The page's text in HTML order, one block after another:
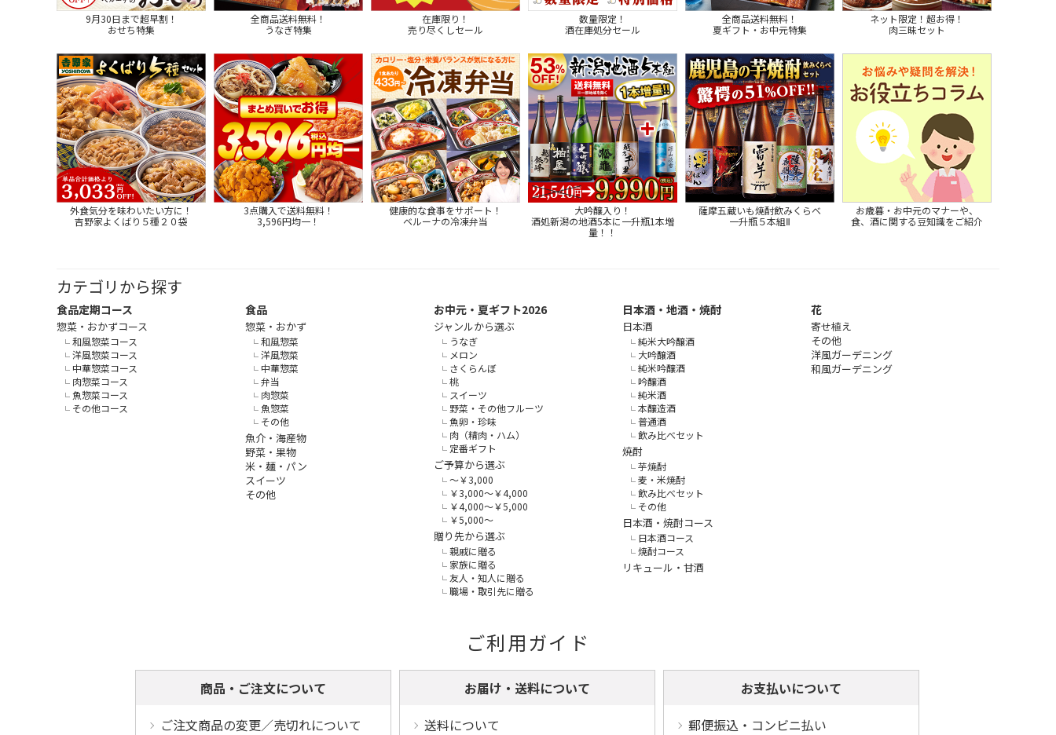
9月30日まで超早割！
おせち特集
全商品送料無料！
うなぎ特集
在庫限り！
売り尽くしセール
数量限定！
酒在庫処分セール
全商品送料無料！
夏ギフト・お中元特集
ネット限定！超お得！
肉三昧セット
外食気分を味わいたい方に！
吉野家よくばり５種２０袋
3点購入で送料無料！
3,596円均一！
健康的な食事をサポート！
ベルーナの冷凍弁当
大吟醸入り！
酒処新潟の地酒5本に一升瓶1本増
量！！
薩摩五蔵いも焼酎飲みくらべ
一升瓶５本組Ⅱ
お歳暮・お中元のマナーや、
食、酒に関する豆知識をご紹介
カテゴリから探す
食品定期コース
惣菜・おかずコース
和風惣菜コース
洋風惣菜コース
中華惣菜コース
肉惣菜コース
魚惣菜コース
その他コース
食品
惣菜・おかず
和風惣菜
洋風惣菜
中華惣菜
弁当
肉惣菜
魚惣菜
その他
魚介・海産物
野菜・果物
米・麺・パン
スイーツ
その他
お中元・夏ギフト2026
ジャンルから選ぶ
うなぎ
メロン
さくらんぼ
桃
スイーツ
野菜・その他フルーツ
魚卵・珍味
肉（精肉・ハム）
定番ギフト
ご予算から選ぶ
～￥3,000
￥3,000～￥4,000
￥4,000～￥5,000
￥5,000～
贈り先から選ぶ
親戚に贈る
家族に贈る
友人・知人に贈る
職場・取引先に贈る
日本酒・地酒・焼酎
日本酒
純米大吟醸酒
大吟醸酒
純米吟醸酒
吟醸酒
純米酒
本醸造酒
普通酒
飲み比べセット
焼酎
芋焼酎
麦・米焼酎
飲み比べセット
その他
日本酒・焼酎コース
日本酒コース
焼酎コース
リキュール・甘酒
花
寄せ植え
その他
洋風ガーデニング
和風ガーデニング
ご利用ガイド
商品・ご注文について
ご注文商品の変更／売切れについて
お届け・送料について
送料について
お支払いについて
郵便振込・コンビニ払い